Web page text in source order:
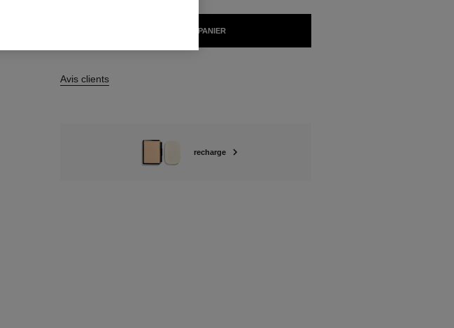
AJOUTER AU PANIER
Avis clients
recharge